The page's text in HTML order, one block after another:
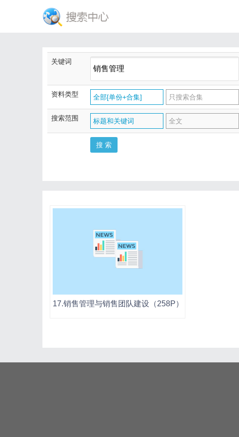
关键词
资料类型 全部[单份+合集] 只搜索合集
搜索范围 标题和关键词 全文
17.销售管理与销售团队建设（258P）.ppt